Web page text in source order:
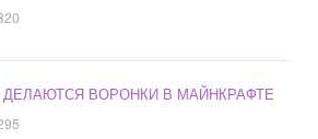
ДЕЛАЮТСЯ ВОРОНКИ В МАЙНКРАФТЕ